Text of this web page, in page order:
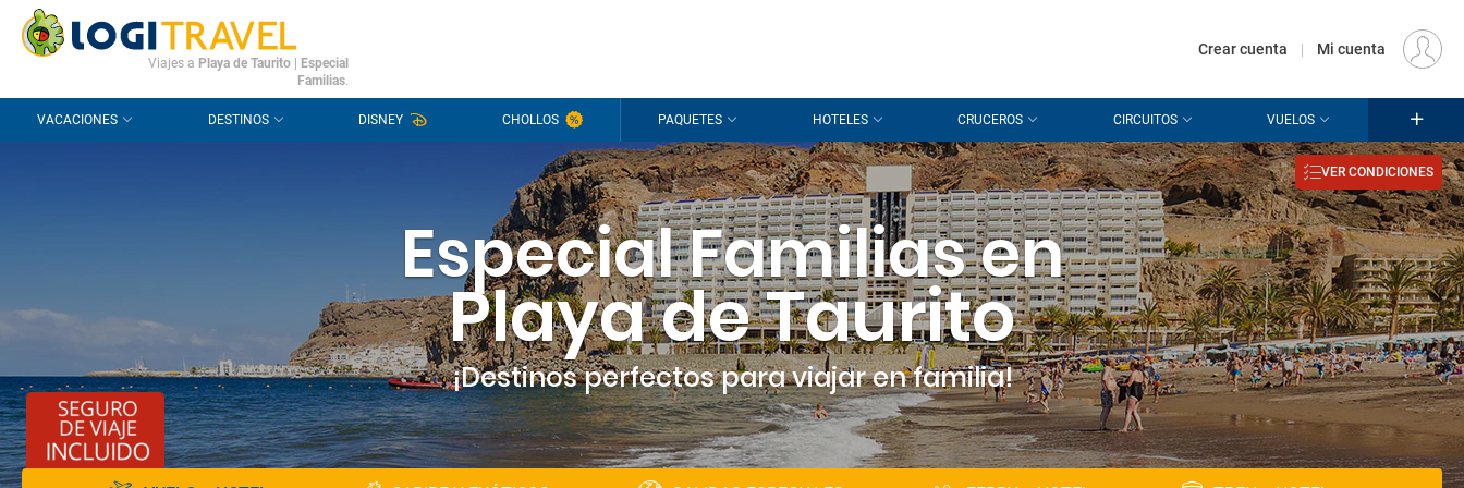
CONTACTO PREGUNTAS FRECUENTES
Viajes a Playa de Taurito
Especial
Familias.
Crear cuenta | Mi cuenta
VACACIONES DESTINOS DISNEY CHOLLOS PAQUETES HOTELES CRUCEROS CIRCUITOS VUELOS
Especial Familias en
Playa de Taurito
¡Destinos perfectos para viajar en familia!
VER CONDICIONES